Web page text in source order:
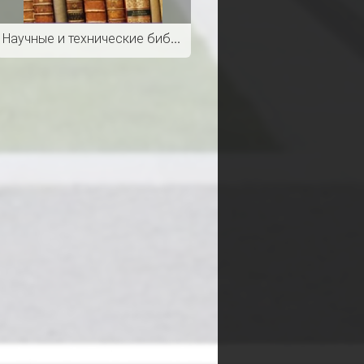
Научные и технические библиотеки